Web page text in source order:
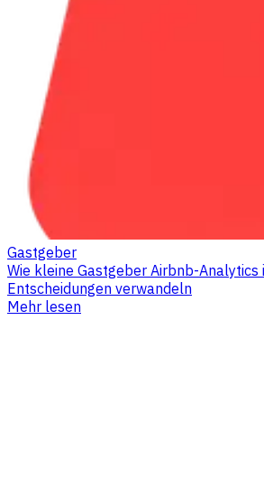
Gastgeber
Wie kleine Gastgeber Airbnb-Analytics
Entscheidungen verwandeln
Mehr lesen